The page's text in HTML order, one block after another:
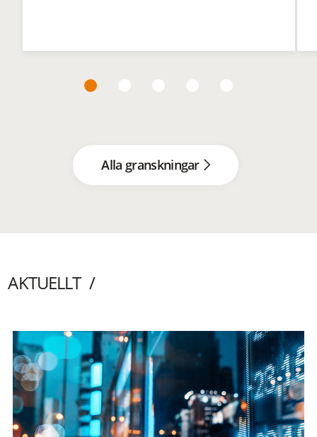
Alla granskningar
AKTUELLT